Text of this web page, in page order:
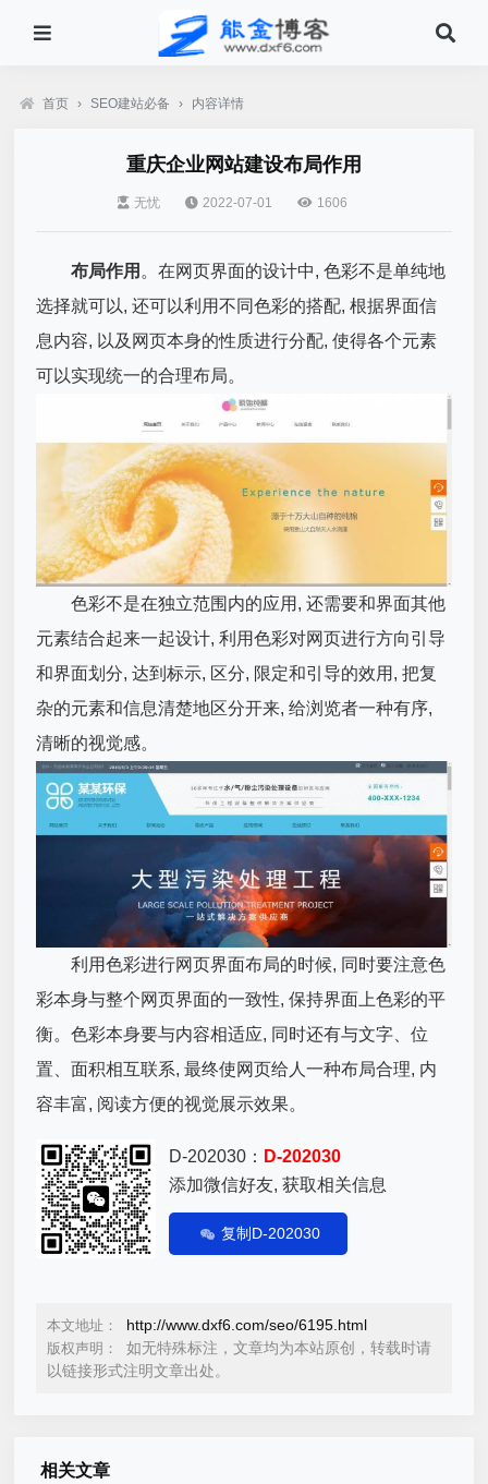
首页 › SEO建站必备 › 内容详情
重庆企业网站建设布局作用
无忧 2022-07-01 1606
布局作用 。在网页界面的设计中, 色彩不是单纯地
选择就可以, 还可以利用不同色彩的搭配, 根据界面信
息内容, 以及网页本身的性质进行分配, 使得各个元素
可以实现统一的合理布局。
色彩不是在独立范围内的应用, 还需要和界面其他
元素结合起来一起设计, 利用色彩对网页进行方向引导
和界面划分, 达到标示, 区分, 限定和引导的效用, 把复
杂的元素和信息清楚地区分开来, 给浏览者一种有序,
清晰的视觉感。
利用色彩进行网页界面布局的时候, 同时要注意色
彩本身与整个网页界面的一致性, 保持界面上色彩的平
衡。色彩本身要与内容相适应, 同时还有与文字、位
置、面积相互联系, 最终使网页给人一种布局合理, 内
容丰富, 阅读方便的视觉展示效果。
D-202030： D-202030
添加微信好友, 获取相关信息
复制D-202030
本文地址： http://www.dxf6.com/seo/6195.html
版权声明：
如无特殊标注，文章均为本站原创，转载时请
以链接形式注明文章出处。
相关文章